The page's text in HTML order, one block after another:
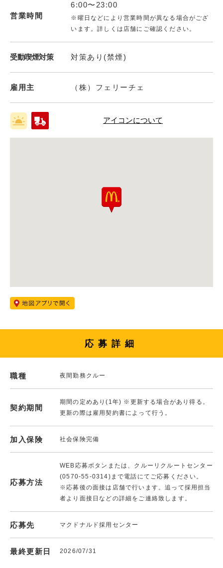
営業時間
6:00〜23:00
※曜日などにより営業時間が異なる場合がござ
います。詳しくは店舗にご確認ください。
受動喫煙対策 対策あり(禁煙)
雇用主 （株）フェリーチェ
アイコンについて
応募詳細
職種 夜間勤務クルー
契約期間
期間の定めあり(1年) ※更新する場合があり得る。
更新の際は雇用契約書によって行う。
加入保険 社会保険完備
応募方法
WEB応募ボタンまたは、クルーリクルートセンター
(0570-55-0314)まで電話にてご応募ください。
※応募後の面接は店舗で行います。追って採用担当
者より面接日などの詳細をご連絡致します。
応募先 マクドナルド採用センター
最終更新日 2026/07/31